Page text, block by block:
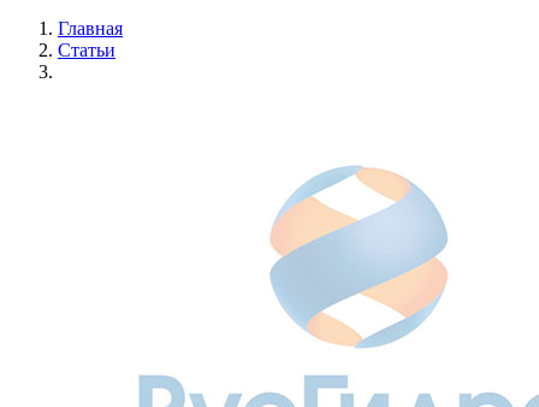
Главная
Статьи